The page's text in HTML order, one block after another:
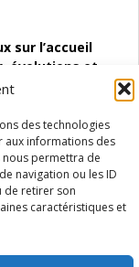
des technologies
aux informations des
nous permettra de
navigation ou les ID
de retirer son
caractéristiques et
sur l’accueil
évolutions et
(SAACE)